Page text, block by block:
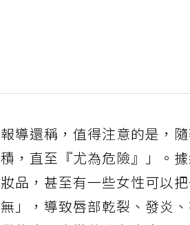
報導還稱，值得注意的是，
積，直至『尤為危險』」。
妝品，甚至有一些女性可以
無」，導致唇部乾裂、發炎